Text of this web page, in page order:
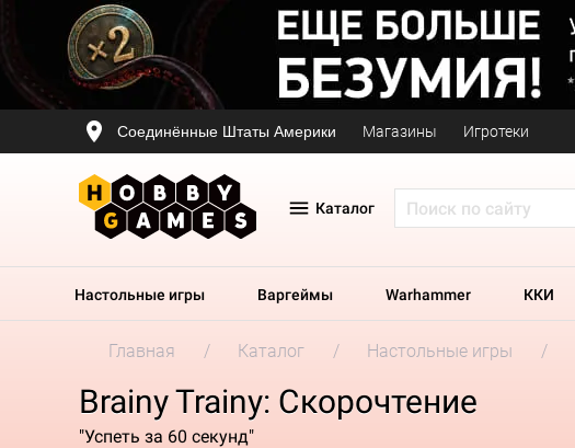
Соединённые Штаты Америки Магазины Игротеки
Каталог
Настольные игры Варгеймы Warhammer ККИ
Главная Каталог Настольные игры
Brainy Trainy: Скорочтение
"Успеть за 60 секунд"